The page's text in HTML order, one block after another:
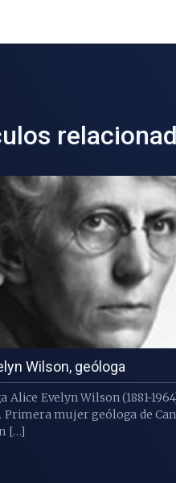
Wilson, geóloga
Alice Evelyn Wilson (1881-
Primera mujer geóloga de
[…]